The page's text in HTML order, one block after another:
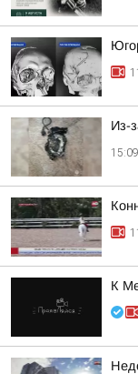
Из-
15:09
К